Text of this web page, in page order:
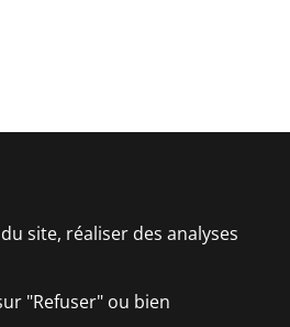
site, réaliser des analyses
"Refuser" ou bien